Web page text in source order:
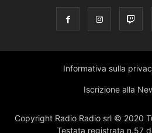
Informativa sulla
Iscrizione alla
Copyright Radio Radio srl © 2020
Testata registrata n.57